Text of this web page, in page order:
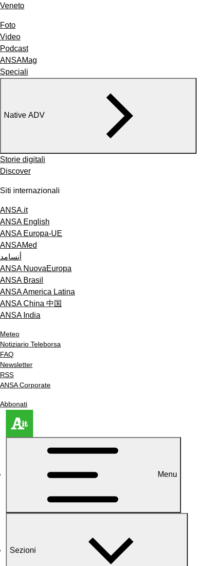
Veneto
Foto
Video
Podcast
ANSAMag
Speciali
Native ADV
Storie digitali
Discover
Siti internazionali
ANSA.it
ANSA English
ANSA Europa-UE
ANSAMed
أنسامد
ANSA NuovaEuropa
ANSA Brasil
ANSA America Latina
ANSA China 中国
ANSA India
Meteo
Notiziario Teleborsa
FAQ
Newsletter
RSS
ANSA Corporate
Abbonati
Menu
Sezioni